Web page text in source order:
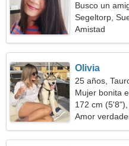
Busco un
Segeltorp,
Amistad
Olivia
25 años,
Mujer bonita
172 cm
Amor